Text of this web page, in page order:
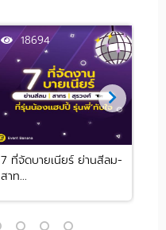
18694
7 ที่จัดบายเนียร์ ย่านสีลม-
สาท...